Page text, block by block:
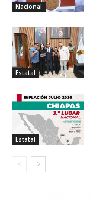
Nacional
Estatal
Estatal